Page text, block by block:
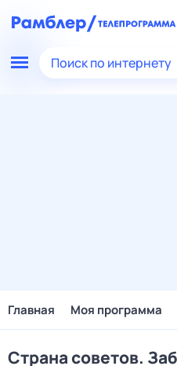
Поиск по интернету
Главная Моя программа
Страна советов.